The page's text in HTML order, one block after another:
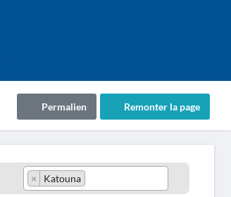
Remonter la page
Permalien
× Katouna